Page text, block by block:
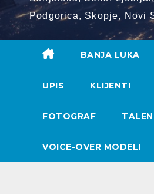
Podgorica, Skopje, Novi
BANJA LUKA
UPIS KLIJENTI
FOTOGRAF
VOICE-OVER MODELI